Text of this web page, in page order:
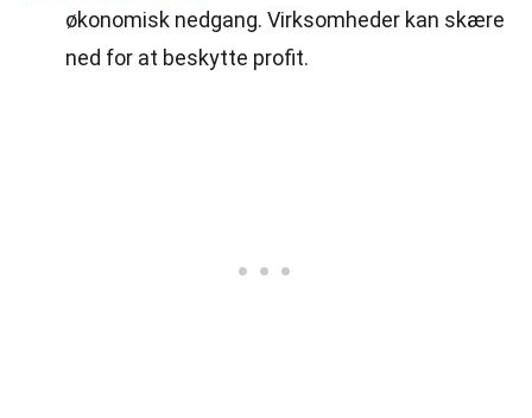
økonomisk nedgang. Virksomheder kan skære
ned for at beskytte profit.